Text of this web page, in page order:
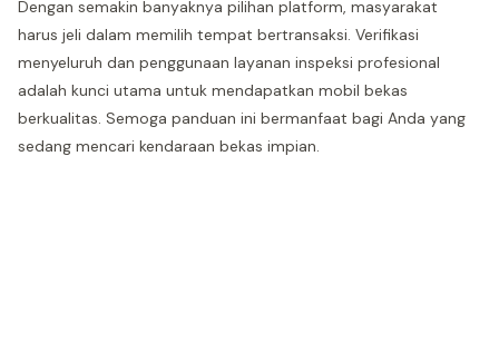
Dengan semakin banyaknya pilihan platform, masyarakat
harus jeli dalam memilih tempat bertransaksi. Verifikasi
menyeluruh dan penggunaan layanan inspeksi profesional
adalah kunci utama untuk mendapatkan mobil bekas
berkualitas. Semoga panduan ini bermanfaat bagi Anda yang
sedang mencari kendaraan bekas impian.